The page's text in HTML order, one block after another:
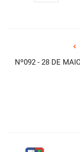
Nº092 - 28 DE